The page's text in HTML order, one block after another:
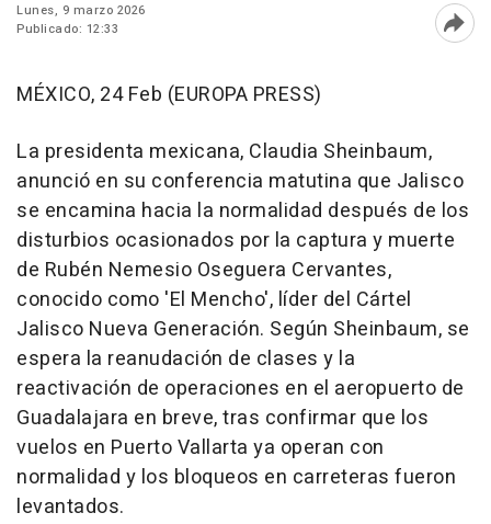
Lunes, 9 marzo 2026
Publicado: 12:33
MÉXICO, 24 Feb (EUROPA PRESS)
La presidenta mexicana, Claudia Sheinbaum,
anunció en su conferencia matutina que Jalisco
se encamina hacia la normalidad después de los
disturbios ocasionados por la captura y muerte
de Rubén Nemesio Oseguera Cervantes,
conocido como 'El Mencho', líder del Cártel
Jalisco Nueva Generación. Según Sheinbaum, se
espera la reanudación de clases y la
reactivación de operaciones en el aeropuerto de
Guadalajara en breve, tras confirmar que los
vuelos en Puerto Vallarta ya operan con
normalidad y los bloqueos en carreteras fueron
levantados.